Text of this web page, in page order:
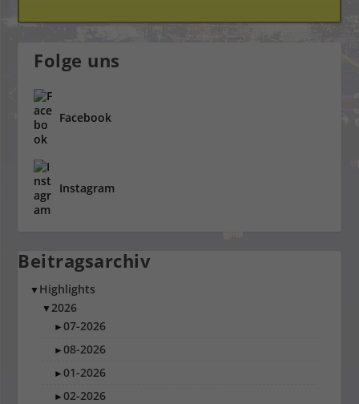
Folge uns
Facebook
Instagram
Beitragsarchiv
▼ Highlights
▼2026
►07-2026
►08-2026
►01-2026
►02-2026